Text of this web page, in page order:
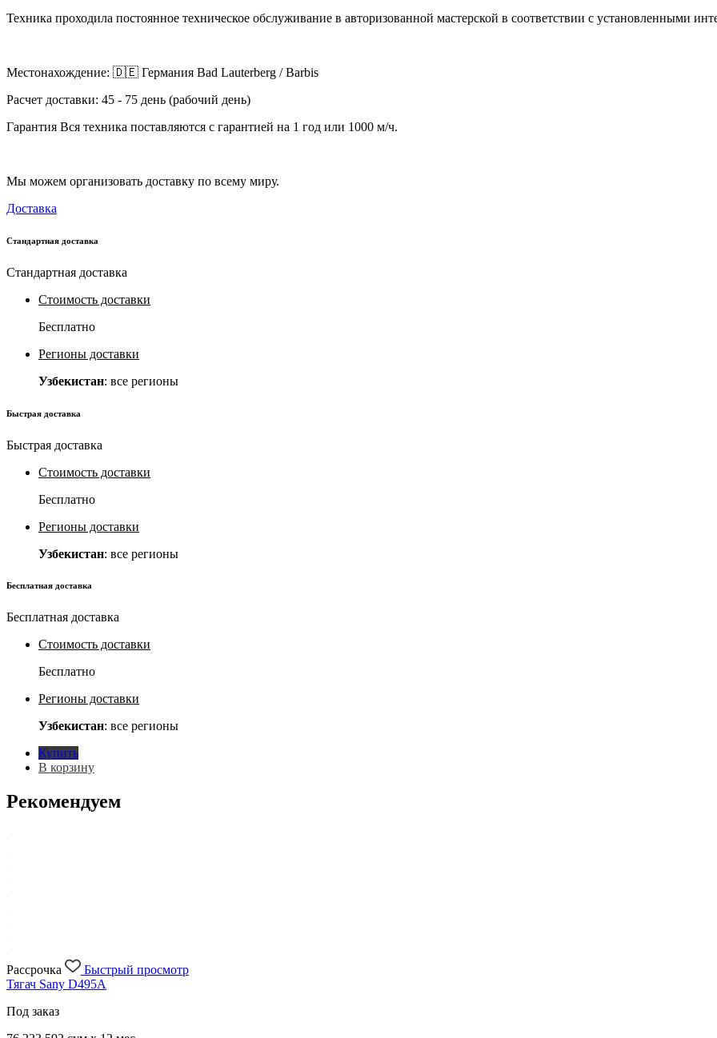
Техника проходила постоянное техническое обслуживание в авторизованной мастерской в ​​соответствии с установленными
Местонахождение: 🇩🇪 Германия Bad Lauterberg / Barbis
Расчет доставки: 45 - 75 день (рабочий день)
Гарантия Вся техника поставляются с гарантией на 1 год или 1000 м/ч.
Мы можем организовать доставку по всему миру.
Доставка
Стандартная доставка
Стандартная доставка
Стоимость доставки
Бесплатно
Регионы доставки
Узбекистан: все регионы
Быстрая доставка
Быстрая доставка
Стоимость доставки
Бесплатно
Регионы доставки
Узбекистан: все регионы
Бесплатная доставка
Бесплатная доставка
Стоимость доставки
Бесплатно
Регионы доставки
Узбекистан: все регионы
Купить
В корзину
Рекомендуем
Рассрочка
Быстрый просмотр
Тягач Sany D495A
Под заказ